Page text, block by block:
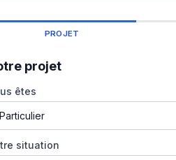
PROJET
projet
êtes
situation